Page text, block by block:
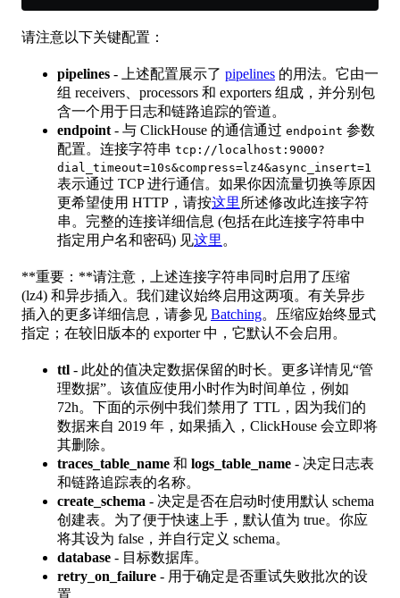
请注意以下关键配置：
pipelines - 上述配置展示了 pipelines 的用法。它由一
组 receivers、processors 和 exporters 组成，并分别包
含一个用于日志和链路追踪的管道。
endpoint- 与 ClickHouse 的通信通过 endpoint 参数
配置。连接字符串 tcp://localhost:9000?
dial_timeout=10s&compress=lz4&async_insert=1
表示通过 TCP 进行通信。如果你因流量切换等原因
更希望使用 HTTP，请按这里所述修改此连接字符
串。完整的连接详细信息 (包括在此连接字符串中
指定用户名和密码) 见这里。
**重要：**请注意，上述连接字符串同时启用了压缩
(lz4) 和异步插入。我们建议始终启用这两项。有关异步
插入的更多详细信息，请参见 Batching。压缩应始终显式
指定；在较旧版本的 exporter 中，它默认不会启用。
ttl - 此处的值决定数据保留的时长。更多详情见“管
理数据”。该值应使用小时作为时间单位，例如
72h。下面的示例中我们禁用了 TTL，因为我们的
数据来自 2019 年，如果插入，ClickHouse 会立即将
其删除。
traces_table_name 和 logs_table_name - 决定日志表
和链路追踪表的名称。
create_schema - 决定是否在启动时使用默认 schema
创建表。为了便于快速上手，默认值为 true。你应
将其设为 false，并自行定义 schema。
database - 目标数据库。
retry_on_failure - 用于确定是否重试失败批次的设